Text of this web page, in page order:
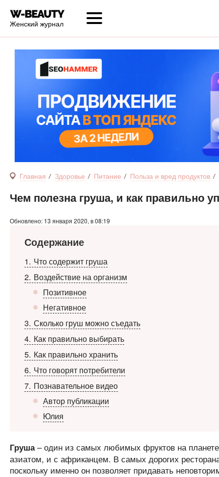
Женский журнал
Главная Здоровье Питание Польза и вред продуктов
Чем полезна груша, и как правильно
Обновлено: 13 января 2020, в 08:19
Содержание
1
Что содержит груша
2 Воздействие на организм
Позитивное
Негативное
3 Сколько груш можно съедать
4 Как правильно выбирать
5 Как правильно хранить
6 Что говорят потребители
7 Познавательное видео
Автор публикации
Юлия
Груша– один из самых любимых фруктов на
азиатом, и с африканцем. В самых дорогих
поскольку именно он позволяет придавать